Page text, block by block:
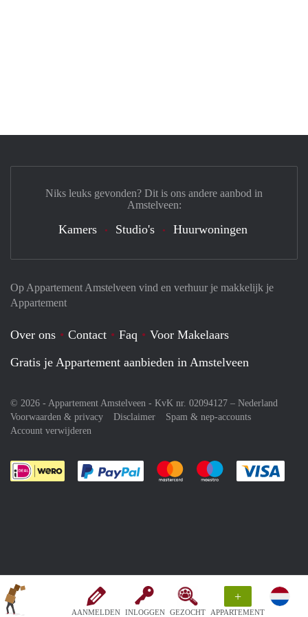
AANMELDEN INLOGGEN GEZOCHT
+
APPARTEMENT
Op Appartement Amstelveen vind en verhuur je makkelijk je
Appartement
Over ons Contact Faq
Voor Makelaars
Gratis je Appartement aanbieden in Amstelveen
© 2026 - Appartement Amstelveen - KvK nr. 02094127 – Nederland
Voorwaarden & privacy
Disclaimer
Spam & nep-accounts
Account verwijderen
Je rekent gemakkelijk af met Paypal
Je rekent gemakkelijk af met
Je rekent
Niks leuks gevonden? Dit is ons andere aanbod in
Amstelveen:
Kamers Studio's Huurwoningen